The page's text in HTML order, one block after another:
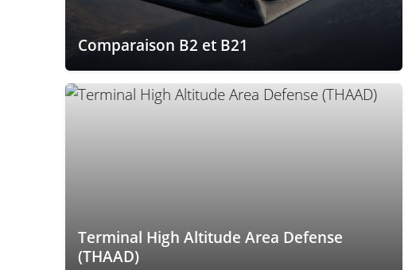
Comparaison B2 et B21
Terminal High Altitude Area Defense
(THAAD)